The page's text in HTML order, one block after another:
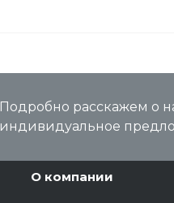
Подробно расскажем о
индивидуальное
О компании